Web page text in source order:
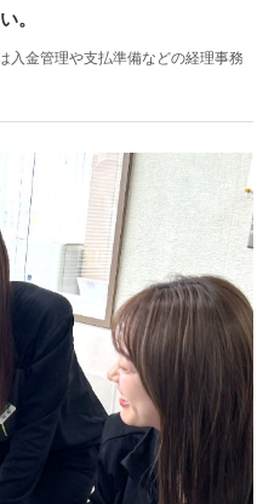
。
入金管理や支払準備などの経理事務